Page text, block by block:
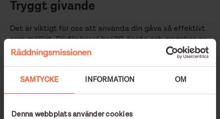
SAMTYCKE INFORMATION OM
Denna webbplats använder cookies
Tryggt givande
Det är viktigt för oss att använda din gåva så effektivt
som möjligt. Därför har vi har 90-konto och granskas av
Svensk Insamlingskontroll. Vi är också medlemmar i
branschföreningen Giva Sverige som arbetar för etisk
kvalitetskod.
OM TRYGGT GIVANDE